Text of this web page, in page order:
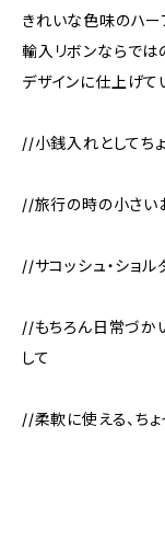
きれいな色味のハー
輸入リボンならでは
デザインに仕上げて
//小銭入れとしてち
//旅行の時の小さい
//サコッシュ・ショ
//もちろん日常づか
して
//柔軟に使える、ち